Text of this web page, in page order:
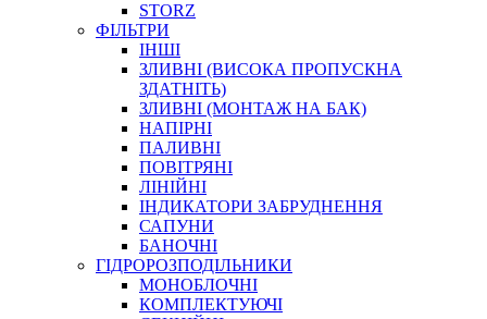
САДОВИЙ ІНВЕНТАР
ЕЛЕКТРИЧНІ ПРИЛАДИ
ПАЛЬНИКИ, ПАЯЛЬНИКИ, ПАЯЛЬНІ ЛАМПИ
ІНСТРУМЕНТИ ДЛЯ ЕЛЕКТРИКА
ЕЛЕКТРОІНСТРУМЕНТИ
ЗАМКИ І КОМПЛЕКТУЮЧІ
ІНСТРУМЕНТИ ДЛЯ ЗВАРЮВАННЯ, АКСЕСУАРИ
STORZ
ФІЛЬТРИ
ІНШІ
ЗЛИВНІ (ВИСОКА ПРОПУСКНА
ЗДАТНІТЬ)
ЗЛИВНІ (МОНТАЖ НА БАК)
НАПІРНІ
ПАЛИВНІ
ПОВІТРЯНІ
ЛІНІЙНІ
ІНДИКАТОРИ ЗАБРУДНЕННЯ
САПУНИ
БАНОЧНІ
ГІДРОРОЗПОДІЛЬНИКИ
МОНОБЛОЧНІ
КОМПЛЕКТУЮЧІ